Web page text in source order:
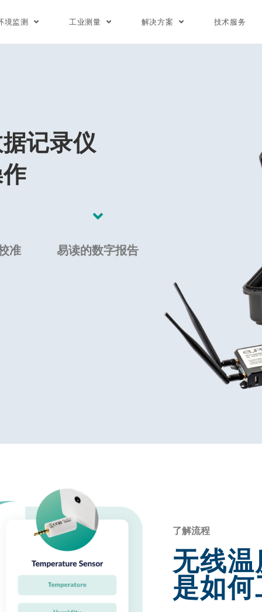
境监测 工业测量 解决方案 技术服务
记录仪
准 易读的数字报告
了解流程
无线
是如